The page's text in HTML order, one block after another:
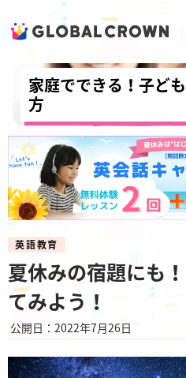
家庭でできる！子ど
方
英語教育
夏休みの宿題にも
てみよう！
公開日：2022年7月26日